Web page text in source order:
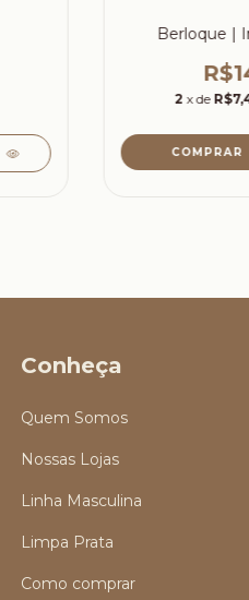
Berloque |
2 x de
Conheça
Quem Somos
Nossas Lojas
Linha Masculina
Limpa Prata
Como comprar